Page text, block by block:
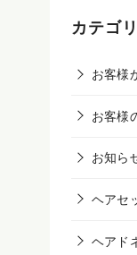
カテゴ
お客様
お客様
お知ら
ヘアセ
ヘアド